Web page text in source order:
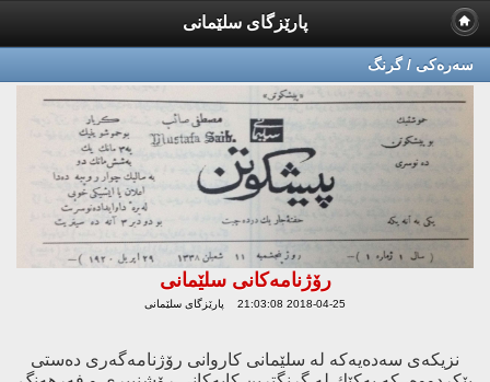
پارێزگای سلێمانی
سه‌ره‌كی / گرنگ
رۆژنامەكانی سلێمانی
2018-04-25 21:03:08 پارێزگای سلێمانی
نزیكەی سەدەیەكە لە سلێمانی كاروانی رۆژنامەگەری دەستی